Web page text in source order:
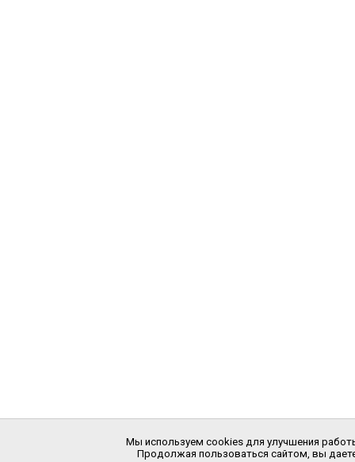
Мы используем cookies для улучшения
Продолжая пользоваться сайтом, вы